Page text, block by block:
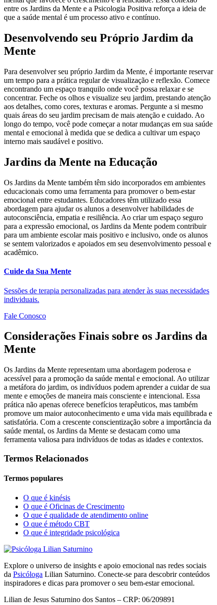
entre os Jardins da Mente e a Psicologia Positiva reforça a ideia de
que a saúde mental é um processo ativo e contínuo.
Desenvolvendo seu Próprio Jardim da
Mente
Para desenvolver seu próprio Jardim da Mente, é importante reservar
um tempo para a prática regular de visualização e reflexão. Comece
encontrando um espaço tranquilo onde você possa relaxar e se
concentrar. Feche os olhos e visualize seu jardim, prestando atenção
aos detalhes, como cores, texturas e aromas. Pergunte a si mesmo
quais áreas do seu jardim precisam de mais atenção e cuidado. Ao
longo do tempo, você pode começar a notar mudanças em sua saúde
mental e emocional à medida que se dedica a cultivar um espaço
interno mais saudável e positivo.
Jardins da Mente na Educação
Os Jardins da Mente também têm sido incorporados em ambientes
educacionais como uma ferramenta para promover o bem-estar
emocional entre estudantes. Educadores têm utilizado essa
abordagem para ajudar os alunos a desenvolver habilidades de
autoconsciência, empatia e resiliência. Ao criar um espaço seguro
para a expressão emocional, os Jardins da Mente podem contribuir
para um ambiente escolar mais positivo e inclusivo, onde os alunos
se sentem valorizados e apoiados em seu desenvolvimento pessoal e
acadêmico.
Cuide da Sua Mente
Sessões de terapia personalizadas para atender às suas necessidades
individuais.
Fale Conosco
Considerações Finais sobre os Jardins da
Mente
Os Jardins da Mente representam uma abordagem poderosa e
acessível para a promoção da saúde mental e emocional. Ao utilizar
a metáfora do jardim, os indivíduos podem aprender a cuidar de sua
mente e emoções de maneira mais consciente e intencional. Essa
prática não apenas oferece benefícios terapêuticos, mas também
promove um maior autoconhecimento e uma vida mais equilibrada e
satisfatória. Com a crescente conscientização sobre a importância da
saúde mental, os Jardins da Mente se destacam como uma
ferramenta valiosa para indivíduos de todas as idades e contextos.
Termos Relacionados
Termos populares
O que é kinésis
O que é Oficinas de Crescimento
O que é qualidade de atendimento online
O que é método CBT
O que é integridade psicológica
Explore o universo de insights e apoio emocional nas redes sociais
da Psicóloga Lilian Saturnino. Conecte-se para descobrir conteúdos
inspiradores e dicas para promover o seu bem-estar emocional.
Lilian de Jesus Saturnino dos Santos – CRP: 06/209891